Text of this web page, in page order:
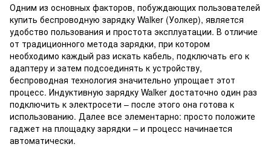
Одним из основных факторов, побуждающих пользователей
купить беспроводную зарядку Walker (Уолкер), является
удобство пользования и простота эксплуатации. В отличие
от традиционного метода зарядки, при котором
необходимо каждый раз искать кабель, подключать его к
адаптеру и затем подсоединять к устройству,
беспроводная технология значительно упрощает этот
процесс. Индуктивную зарядку Walker достаточно один раз
подключить к электросети – после этого она готова к
использованию. Далее все элементарно: просто положите
гаджет на площадку зарядки – и процесс начинается
автоматически.